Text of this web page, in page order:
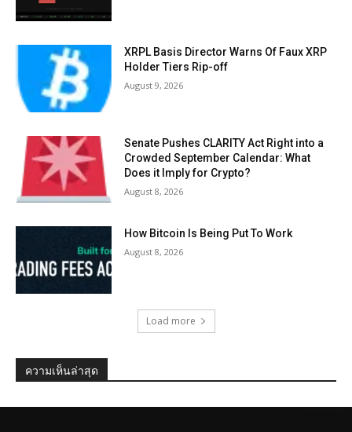
XRPL Basis Director Warns Of Faux XRP
Holder Tiers Rip-off
August 9, 2026
Senate Pushes CLARITY Act Right into a
Crowded September Calendar: What
Does it Imply for Crypto?
August 8, 2026
How Bitcoin Is Being Put To Work
August 8, 2026
Load more
ความเห็นล่าสุด